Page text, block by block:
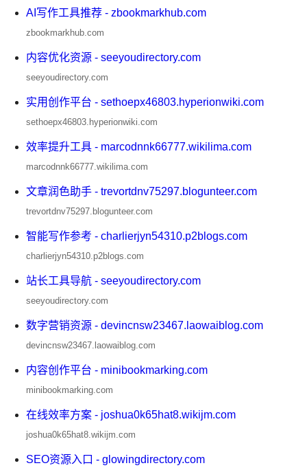
AI写作工具推荐 - zbookmarkhub.com
zbookmarkhub.com
内容优化资源 - seeyoudirectory.com
seeyoudirectory.com
实用创作平台 - sethoepx46803.hyperionwiki.com
sethoepx46803.hyperionwiki.com
效率提升工具 - marcodnnk66777.wikilima.com
marcodnnk66777.wikilima.com
文章润色助手 - trevortdnv75297.blogunteer.com
trevortdnv75297.blogunteer.com
智能写作参考 - charlierjyn54310.p2blogs.com
charlierjyn54310.p2blogs.com
站长工具导航 - seeyoudirectory.com
seeyoudirectory.com
数字营销资源 - devincnsw23467.laowaiblog.com
devincnsw23467.laowaiblog.com
内容创作平台 - minibookmarking.com
minibookmarking.com
在线效率方案 - joshua0k65hat8.wikijm.com
joshua0k65hat8.wikijm.com
SEO资源入口 - glowingdirectory.com